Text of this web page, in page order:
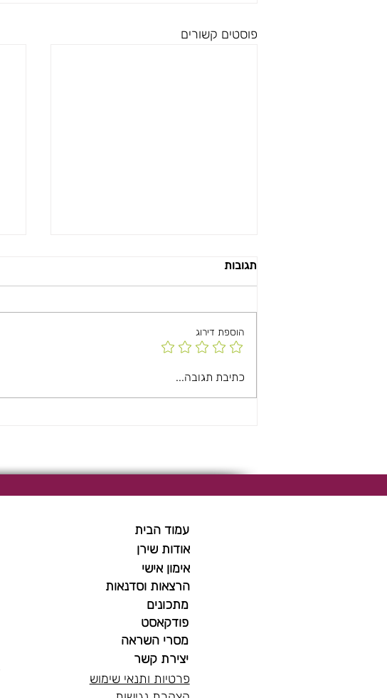
פוסטים קשורים
מג׳דרה מונבטים מנצחת.
תגובות
הוספת דירוג
כתיבת תגובה...
עמוד הבית
אודות שירן
אימון אישי
הרצאות וסדנאות
מתכונים
פודקאסט
מסרי השראה
יצירת קשר
פרטיות ותנאי שימוש